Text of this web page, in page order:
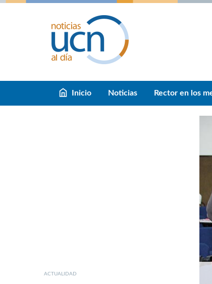
Inicio Noticias Rector en los
ACTUALIDAD